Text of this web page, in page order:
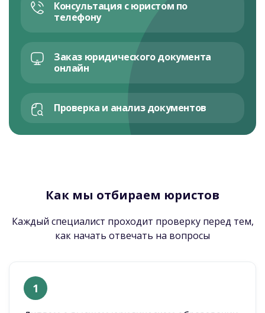
Консультация с юристом по
телефону
Заказ юридического документа
онлайн
Проверка и анализ документов
Как мы отбираем юристов
Каждый специалист проходит проверку перед тем,
как начать отвечать на вопросы
1